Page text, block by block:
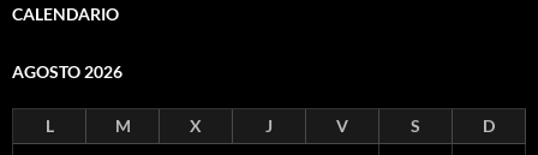
CALENDARIO
AGOSTO 2026
L M X J V S
D